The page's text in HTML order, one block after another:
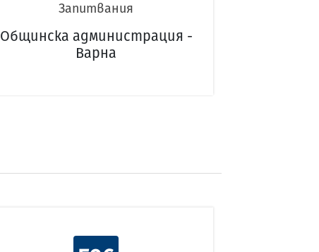
Запитвания
Общинска администрация -
Варна